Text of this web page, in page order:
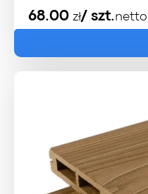
68.00 zł/ szt.netto